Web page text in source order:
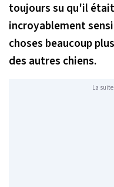
toujours su qu'il
incroyablement
choses beaucoup
des autres chiens.
La